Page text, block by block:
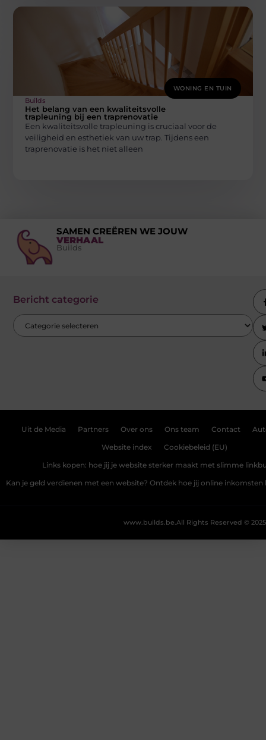
WONING EN TUIN
Builds
Het belang van een kwaliteitsvolle
trapleuning bij een traprenovatie
Een kwaliteitsvolle trapleuning is cruciaal voor de
veiligheid en esthetiek van uw trap. Tijdens een
traprenovatie is het niet alleen
SAMEN CREËREN WE JOUW
VERHAAL
Builds
Bericht categorie
Uit de Media Partners Over ons Ons team Contact
Website index Cookiebeleid (EU)
Links kopen: hoe jij je website sterker maakt met slimme
Kan je geld verdienen met een website? Ontdek hoe jij online
All Rights Reserved © 2025
www.builds.be.